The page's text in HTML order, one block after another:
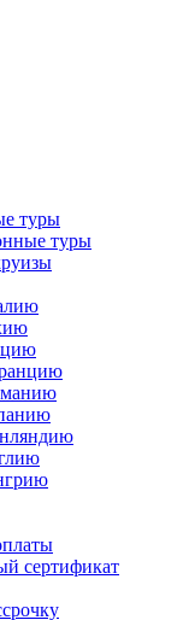
туры
туры
сертификат